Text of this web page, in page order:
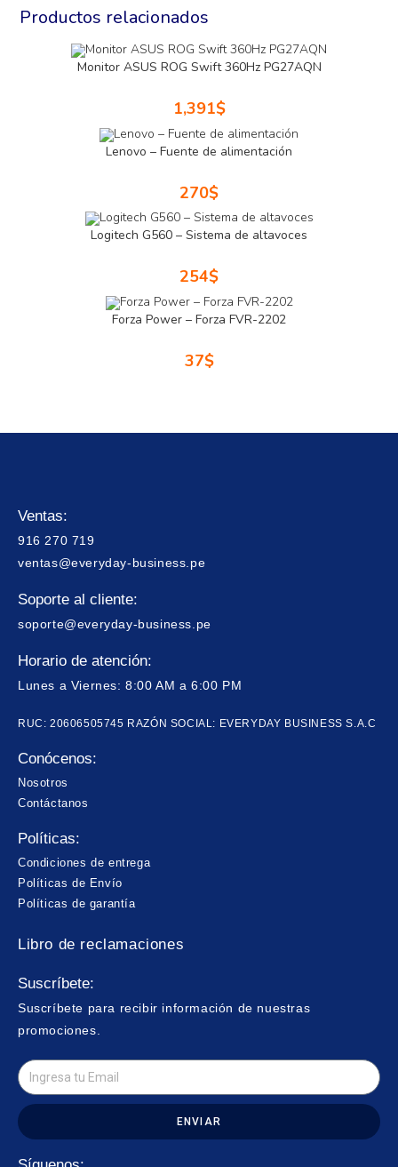
Productos relacionados
Monitor ASUS ROG Swift 360Hz PG27AQN
1,391$
Lenovo – Fuente de alimentación
270$
Logitech G560 – Sistema de altavoces
254$
Forza Power – Forza FVR-2202
37$
Ventas:
916 270 719
ventas@everyday-business.pe
Soporte al cliente:
soporte@everyday-business.pe
Horario de atención:
Lunes a Viernes: 8:00 AM a 6:00 PM
RUC: 20606505745 RAZÓN SOCIAL: EVERYDAY BUSINESS S.A.C
Conócenos:
Nosotros
Contáctanos
Políticas:
Condiciones de entrega
Políticas de Envío
Políticas de garantía
Libro de reclamaciones
Suscríbete:
Suscríbete para recibir información de nuestras
promociones.
ENVIAR